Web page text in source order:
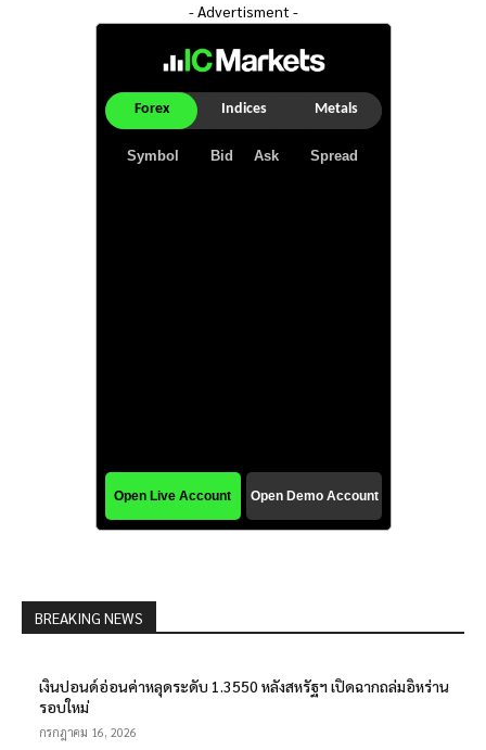
- Advertisment -
BREAKING NEWS
เงินปอนด์อ่อนค่าหลุดระดับ 1.3550 หลังสหรัฐฯ เปิดฉากถล่มอิหร่าน
รอบใหม่
กรกฎาคม 16, 2026